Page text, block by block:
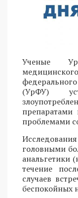
Ученые
(УрФУ)
проблемами
головными
анальгетики
течение
случаев
беспокойных